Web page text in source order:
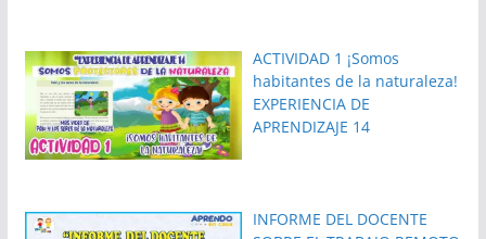
ACTIVIDAD 1 ¡Somos
habitantes de la naturaleza!
EXPERIENCIA DE
APRENDIZAJE 14
INFORME DEL DOCENTE